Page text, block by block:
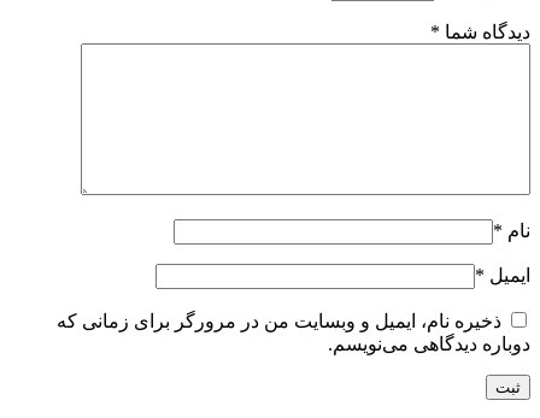
دیدگاه شما *
نام *
ایمیل *
ذخیره نام، ایمیل و وبسایت من در مرورگر برای زمانی که
دوباره دیدگاهی می‌نویسم.